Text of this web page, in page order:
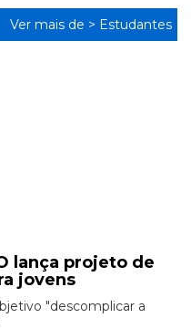
Ver mais de > Estudantes
lança projeto de
jovens
"descomplicar a